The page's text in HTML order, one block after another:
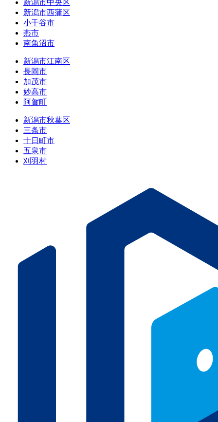
新潟市中央区
新潟市西蒲区
小千谷市
燕市
南魚沼市
新潟市江南区
長岡市
加茂市
妙高市
阿賀町
新潟市秋葉区
三条市
十日町市
五泉市
刈羽村